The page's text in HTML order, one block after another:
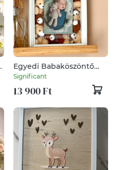
Egyedi Babaköszöntő
Képkeret – Személyes
Adatokkal
Significant
13 900 Ft